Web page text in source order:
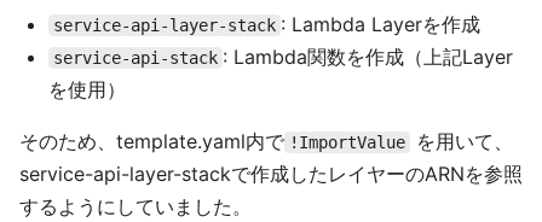
service-api-layer-stack : Lambda Layerを作成
service-api-stack : Lambda関数を作成（上記Layer
を使用）
そのため、template.yaml内で !ImportValue
を用いて、
service-api-layer-stackで作成したレイヤーのARNを参照
するようにしていました。